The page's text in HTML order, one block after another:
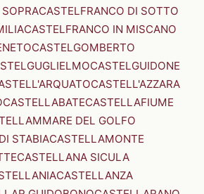
CASTELFRANCO DI SOTTO
CASTELFRANCO IN MISCANO
CASTELGOMBERTO
CASTELGUIDONE
CASTELL'AZZARA
CASTELLABATECASTELLAFIUME
DEL GOLFO
STABIACASTELLAMONTE
CASTELLANA SICULA
CASTELLANZA